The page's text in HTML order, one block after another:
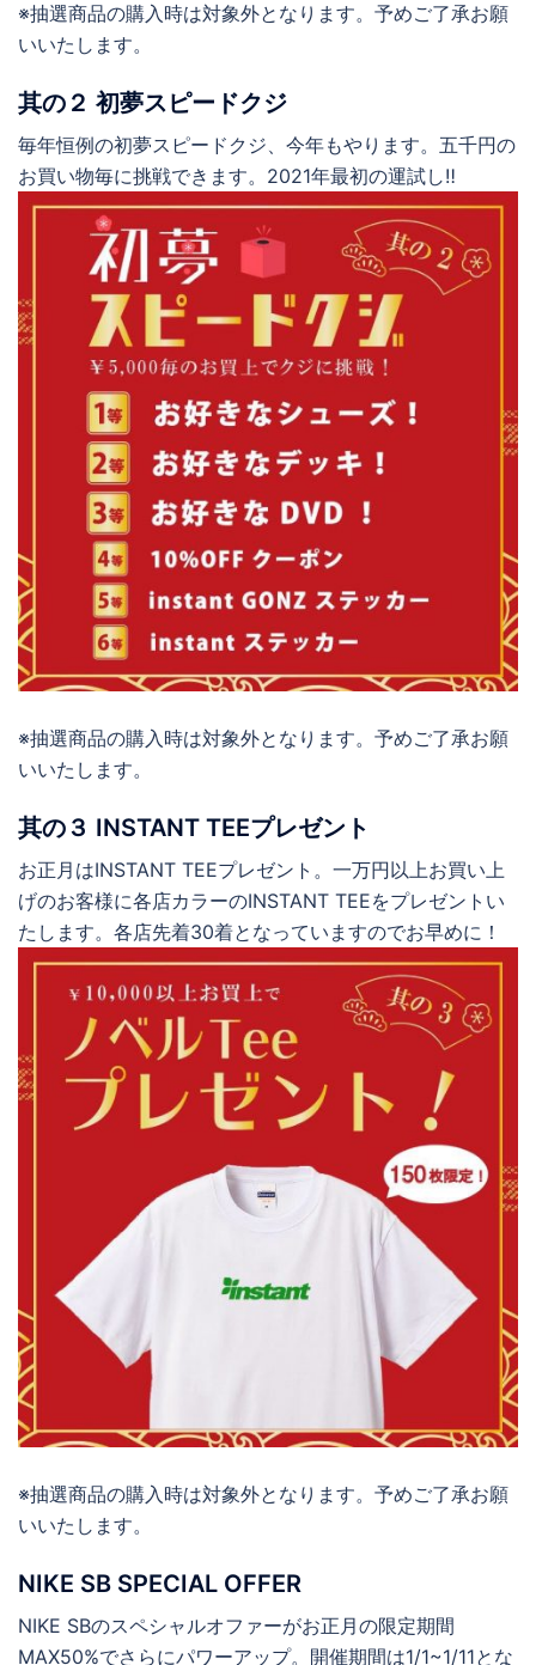
※抽選商品の購入時は対象外となります。予めご了承お願
いいたします。
其の２ 初夢スピードクジ
毎年恒例の初夢スピードクジ、今年もやります。五千円の
お買い物毎に挑戦できます。2021年最初の運試し‼
※抽選商品の購入時は対象外となります。予めご了承お願
いいたします。
其の３ INSTANT TEEプレゼント
お正月はINSTANT TEEプレゼント。一万円以上お買い上
げのお客様に各店カラーのINSTANT TEEをプレゼントい
たします。各店先着30着となっていますのでお早めに！
※抽選商品の購入時は対象外となります。予めご了承お願
いいたします。
NIKE SB SPECIAL OFFER
NIKE SBのスペシャルオファーがお正月の限定期間
MAX50%でさらにパワーアップ。開催期間は1/1~1/11とな